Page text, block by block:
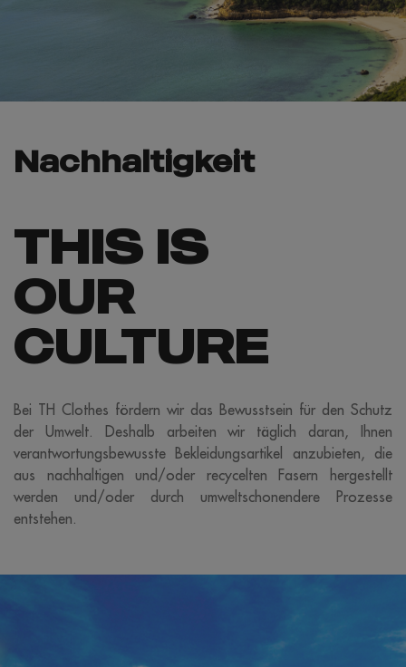
Nachhaltigkeit
THIS IS
OUR
CULTURE
Bei TH Clothes fördern wir das Bewusstsein für den Schutz
der Umwelt. Deshalb arbeiten wir täglich daran, Ihnen
verantwortungsbewusste Bekleidungsartikel anzubieten, die
aus nachhaltigen und/oder recycelten Fasern hergestellt
werden und/oder durch umweltschonendere Prozesse
entstehen.